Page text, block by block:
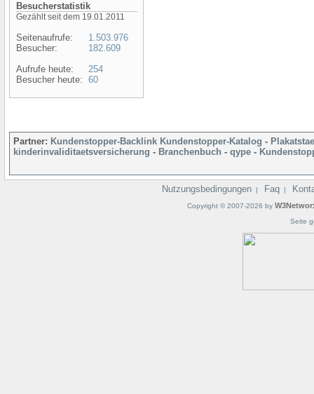
Besucherstatistik
Gezählt seit dem 19.01.2011
Seitenaufrufe:
Besucher:
Aufrufe heute:
Besucher heute:
1.503.976
182.609
254
60
Partner: Kundenstopper-Backlink Kundenstopper-Katalog -
kinderinvaliditaetsversicherung - Branchenbuch - qype -
Nutzungsbedingungen | Faq |
Copyright © 2007-2026 by
Seite